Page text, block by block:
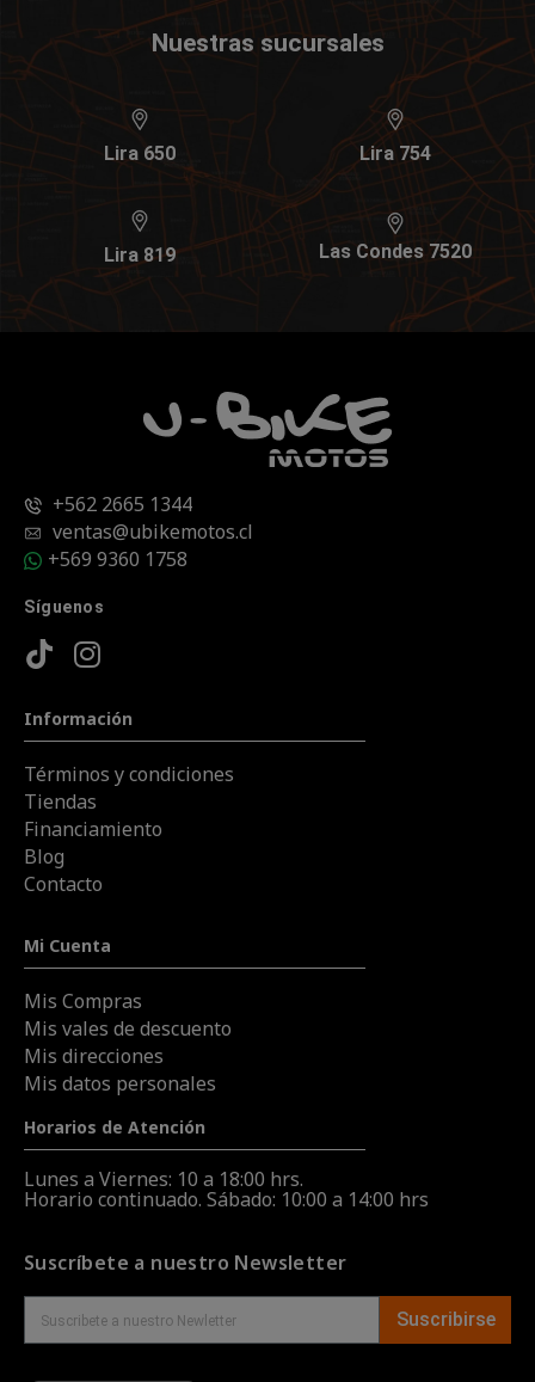
Nuestras sucursales
Lira 650 Lira 754
Lira 819 Las Condes 7520
+562 2665 1344
ventas@ubikemotos.cl
+569 9360 1758
Síguenos
Información
Términos y condiciones
Tiendas
Financiamiento
Blog
Contacto
Mi Cuenta
Mis Compras
Mis vales de descuento
Mis direcciones
Mis datos personales
Horarios de Atención
Lunes a Viernes: 10 a 18:00 hrs.
Horario continuado. Sábado: 10:00 a 14:00 hrs
Suscríbete a nuestro Newsletter
Suscribirse